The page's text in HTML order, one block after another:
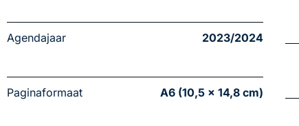
Agendajaar 2023/2024
Paginaformaat A6 (10,5 x 14,8 cm)